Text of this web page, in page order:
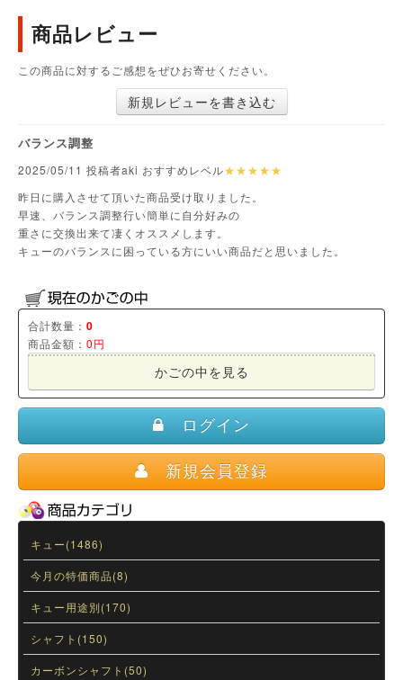
商品レビュー
この商品に対するご感想をぜひお寄せください。
新規レビューを書き込む
バランス調整
2025/05/11 投稿者aki おすすめレベル★★★★★
昨日に購入させて頂いた商品受け取りました。
早速、バランス調整行い簡単に自分好みの
重さに交換出来て凄くオススメします。
キューのバランスに困っている方にいい商品だと思いました。
合計数量： 0
商品金額： 0円
かごの中を見る
ログイン
新規会員登録
キュー(1486)
今月の特価商品(8)
キュー用途別(170)
シャフト(150)
カーボンシャフト(50)